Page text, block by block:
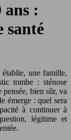
ans :
santé
tombe : sténose
bien sûr, va
émerge : quel sera
à continuer à
légitime et